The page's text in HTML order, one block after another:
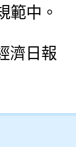
範中。
濟日報